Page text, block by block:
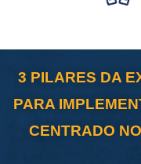
3 PILARES DA
PARA
CENTRADO